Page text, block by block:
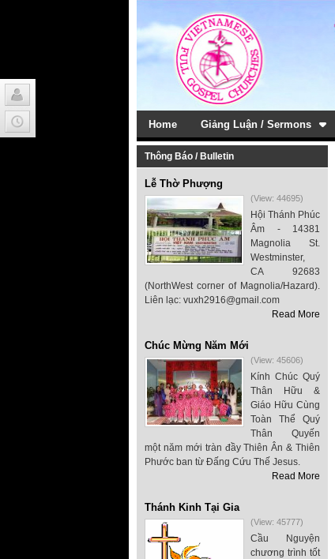
Home Giảng Luận / Sermons
Thông Báo / Bulletin
Lễ Thờ Phượng
(View: 44695)
Hội Thánh Phúc
Âm - 14381
Magnolia St.
Westminster,
CA 92683
(NorthWest corner of Magnolia/Hazard).
Liên lạc: vuxh2916@gmail.com
Read More
Chúc Mừng Năm Mới
(View: 45606)
Kính Chúc Quý
Thân Hữu &
Giáo Hữu Cùng
Toàn Thể Quý
Thân Quyến
một năm mới tràn đầy Thiên Ân & Thiên
Phước ban từ Đấng Cứu Thế Jesus.
Read More
Thánh Kinh Tại Gia
(View: 45777)
Cầu Nguyện
chương trình tốt